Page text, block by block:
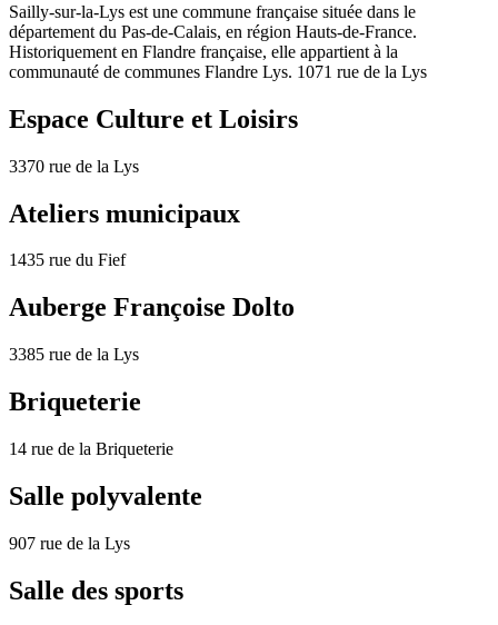
Sailly-sur-la-Lys est une commune française située dans le
département du Pas-de-Calais, en région Hauts-de-France.
Historiquement en Flandre française, elle appartient à la
communauté de communes Flandre Lys. 1071 rue de la Lys
Espace Culture et Loisirs
3370 rue de la Lys
Ateliers municipaux
1435 rue du Fief
Auberge Françoise Dolto
3385 rue de la Lys
Briqueterie
14 rue de la Briqueterie
Salle polyvalente
907 rue de la Lys
Salle des sports